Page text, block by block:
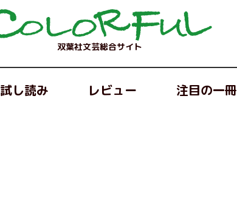
双葉社文芸総合サイト
試し読み レビュー 注目の一冊